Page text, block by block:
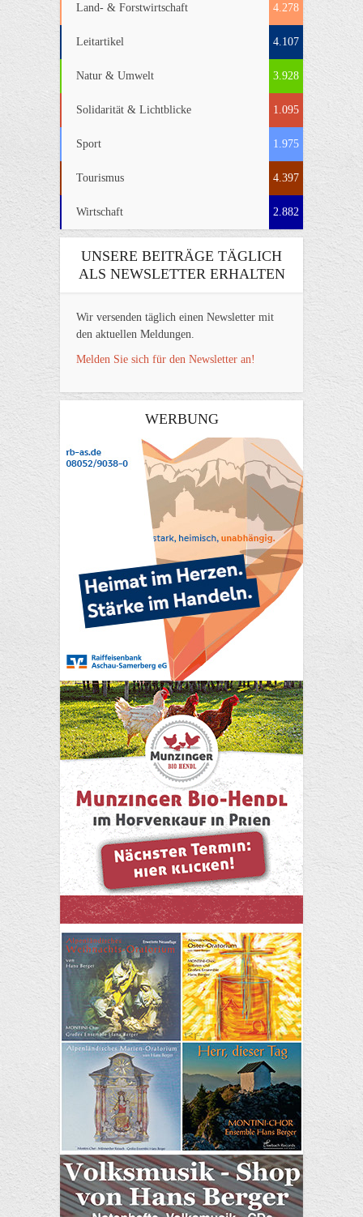
Land- & Forstwirtschaft 4.278
Leitartikel 4.107
Natur & Umwelt 3.928
Solidarität & Lichtblicke 1.095
Sport 1.975
Tourismus 4.397
Wirtschaft 2.882
UNSERE BEITRÄGE TÄGLICH
ALS NEWSLETTER ERHALTEN
Wir versenden täglich einen Newsletter mit
den aktuellen Meldungen.
Melden Sie sich für den Newsletter an!
WERBUNG